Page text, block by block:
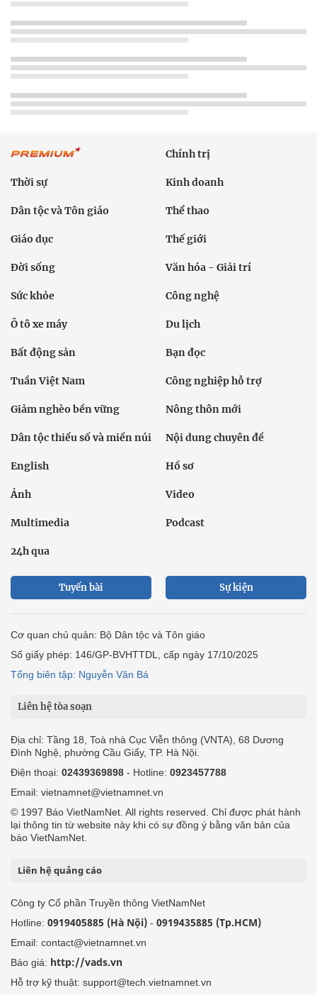
Chính trị
Thời sự Kinh doanh
Dân tộc và Tôn giáo Thể thao
Giáo dục Thế giới
Đời sống Văn hóa - Giải trí
Sức khỏe Công nghệ
Ô tô xe máy Du lịch
Bất động sản Bạn đọc
Tuần Việt Nam Công nghiệp hỗ trợ
Giảm nghèo bền vững Nông thôn mới
Dân tộc thiểu số và miền núi Nội dung chuyên đề
English Hồ sơ
Ảnh Video
Multimedia Podcast
24h qua
Tuyến bài Sự kiện
Cơ quan chủ quản: Bộ Dân tộc và Tôn giáo
Số giấy phép: 146/GP-BVHTTDL, cấp ngày 17/10/2025
Tổng biên tập: Nguyễn Văn Bá
Liên hệ tòa soạn
Địa chỉ: Tầng 18, Toà nhà Cục Viễn thông (VNTA), 68 Dương
Đình Nghệ, phường Cầu Giấy, TP. Hà Nội.
Điện thoại: 02439369898 - Hotline: 0923457788
Email: vietnamnet@vietnamnet.vn
© 1997 Báo VietNamNet. All rights reserved. Chỉ được phát hành
lại thông tin từ website này khi có sự đồng ý bằng văn bản của
báo VietNamNet.
Liên hệ quảng cáo
Công ty Cổ phần Truyền thông VietNamNet
Hotline: 0919405885 (Hà Nội) - 0919435885 (Tp.HCM)
Email: contact@vietnamnet.vn
Báo giá: http://vads.vn
Hỗ trợ kỹ thuật: support@tech.vietnamnet.vn